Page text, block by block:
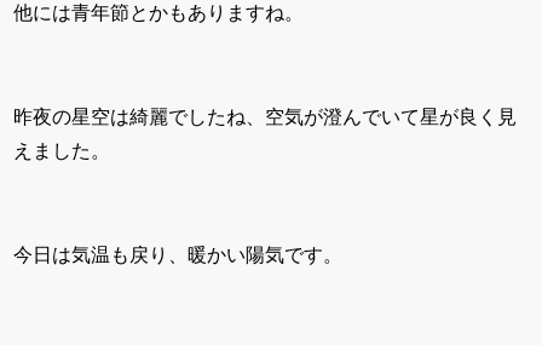
他には青年節とかもありますね。
昨夜の星空は綺麗でしたね、空気が澄んでいて星が良く見
えました。
今日は気温も戻り、暖かい陽気です。